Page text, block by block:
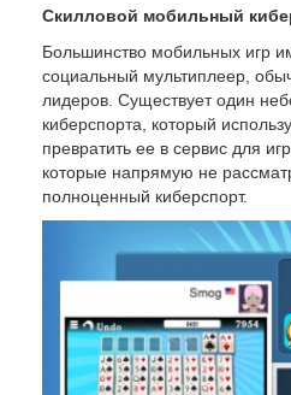
Скилловой мобильный
Большинство мобильных игр
социальный мультиплеер,
лидеров. Существует один
киберспорта, который
превратить ее в сервис для
которые напрямую не
полноценный киберспорт.